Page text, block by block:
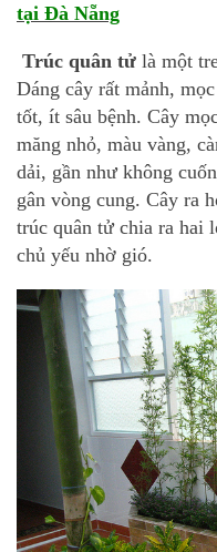
tại Đà Nẵng
Trúc quân tử là một
Dáng cây rất mảnh,
tốt, ít sâu bệnh. Cây
măng nhỏ, màu vàng,
dải, gần như không
gân vòng cung. Cây ra
trúc quân tử chia ra hai
chủ yếu nhờ gió.